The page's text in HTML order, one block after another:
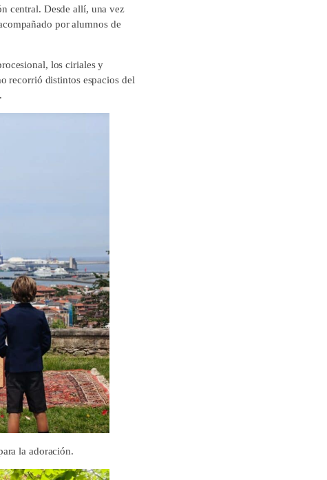
central. Desde allí, una vez
por alumnos de
los ciriales y
recorrió distintos espacios del
la adoración.